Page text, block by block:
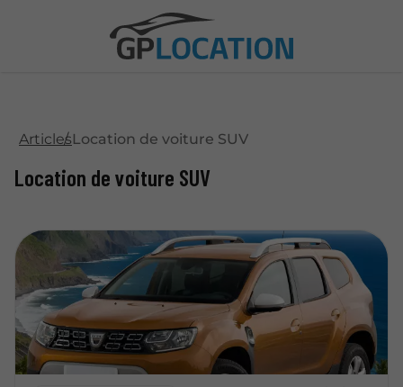
ArticlesLocation de voiture SUV
Location de voiture SUV